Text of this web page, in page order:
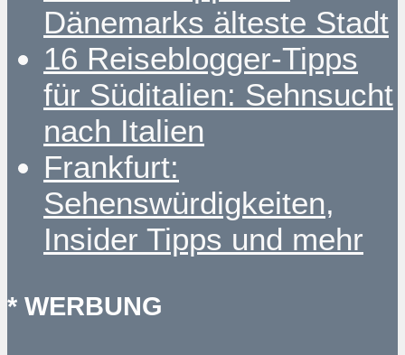
Dänemarks älteste Stadt
16 Reiseblogger-Tipps
für Süditalien: Sehnsucht
nach Italien
Frankfurt:
Sehenswürdigkeiten,
Insider Tipps und mehr
* WERBUNG